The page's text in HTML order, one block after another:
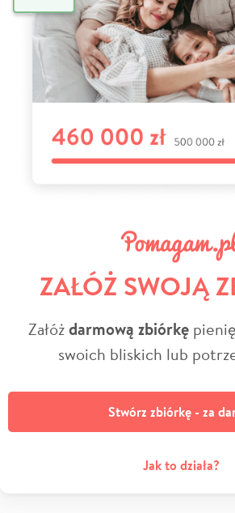
ZAŁÓŻ SWOJĄ
Załóżdarmową zbiórkę
swoich bliskich lub
Stwórz zbiórkę - za
Jak to działa?